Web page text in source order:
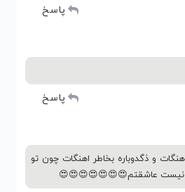
پاسخ
پاسخ
و ذگدوباره بخاطر اهنگات چون تو
عاشقتم😍😍😍😍😍😍😍